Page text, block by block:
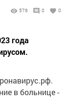
576 0 0
года
в больнице -